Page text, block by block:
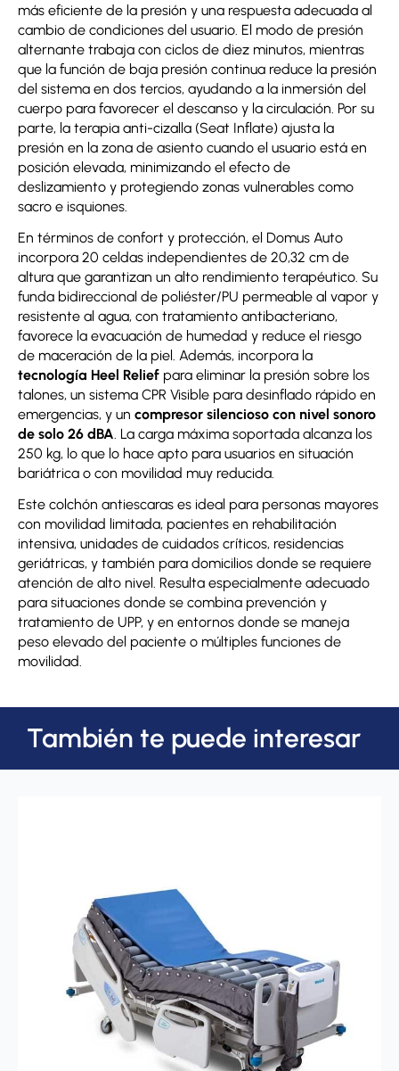
más eficiente de la presión y una respuesta adecuada al
cambio de condiciones del usuario. El modo de presión
alternante trabaja con ciclos de diez minutos, mientras
que la función de baja presión continua reduce la presión
del sistema en dos tercios, ayudando a la inmersión del
cuerpo para favorecer el descanso y la circulación. Por su
parte, la terapia anti-cizalla (Seat Inflate) ajusta la
presión en la zona de asiento cuando el usuario está en
posición elevada, minimizando el efecto de
deslizamiento y protegiendo zonas vulnerables como
sacro e isquiones.
En términos de confort y protección, el Domus Auto
incorpora 20 celdas independientes de 20,32 cm de
altura que garantizan un alto rendimiento terapéutico. Su
funda bidireccional de poliéster/PU permeable al vapor y
resistente al agua, con tratamiento antibacteriano,
favorece la evacuación de humedad y reduce el riesgo
de maceración de la piel. Además, incorpora la
tecnología Heel Relief para eliminar la presión sobre los
talones, un sistema CPR Visible para desinflado rápido en
emergencias, y un compresor silencioso con nivel sonoro
de solo 26 dBA. La carga máxima soportada alcanza los
250 kg, lo que lo hace apto para usuarios en situación
bariátrica o con movilidad muy reducida.
Este colchón antiescaras es ideal para personas mayores
con movilidad limitada, pacientes en rehabilitación
intensiva, unidades de cuidados críticos, residencias
geriátricas, y también para domicilios donde se requiere
atención de alto nivel. Resulta especialmente adecuado
para situaciones donde se combina prevención y
tratamiento de UPP, y en entornos donde se maneja
peso elevado del paciente o múltiples funciones de
movilidad.
También te puede interesar